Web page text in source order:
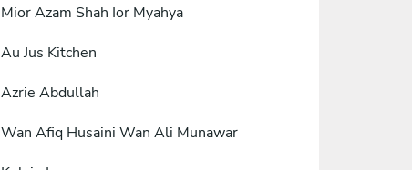
Mior Azam Shah Ior Myahya
Au Jus Kitchen
Azrie Abdullah
Wan Afiq Husaini Wan Ali Munawar